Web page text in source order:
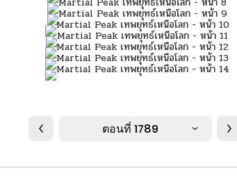
ตอนที่ 1789